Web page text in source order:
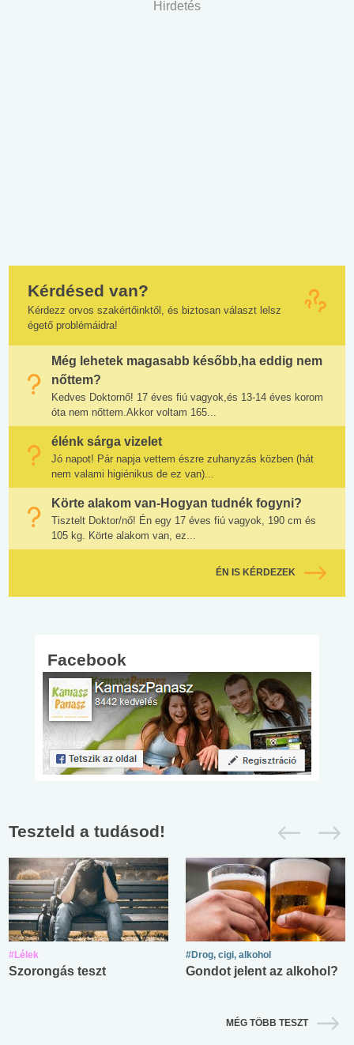
Hirdetés
Kérdésed van?
Kérdezz orvos szakértőinktől, és biztosan választ lelsz
égető problémáidra!
Még lehetek magasabb később,ha eddig nem
nőttem?
Kedves Doktornő! 17 éves fiú vagyok,és 13-14 éves korom
óta nem nőttem.Akkor voltam 165...
élénk sárga vizelet
Jó napot! Pár napja vettem észre zuhanyzás közben (hát
nem valami higiénikus de ez van)...
Körte alakom van-Hogyan tudnék fogyni?
Tisztelt Doktor/nő! Én egy 17 éves fiú vagyok, 190 cm és
105 kg. Körte alakom van, ez...
ÉN IS KÉRDEZEK
Facebook
Teszteld a tudásod!
#Lélek
Szorongás teszt
#Drog, cigi, alkohol
Gondot jelent az alkohol?
MÉG TÖBB TESZT